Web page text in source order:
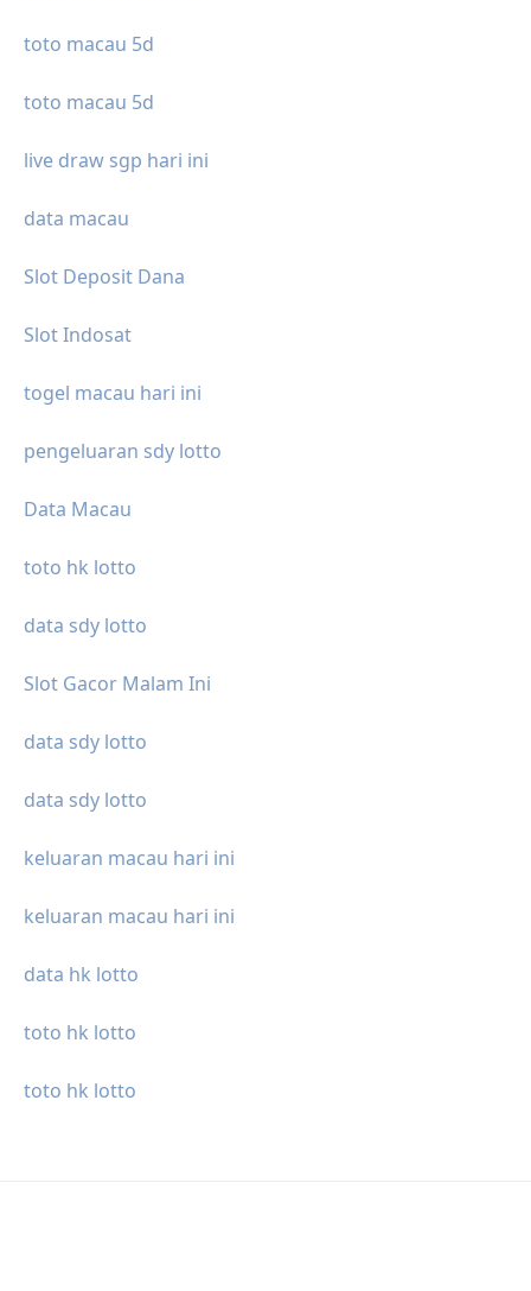
toto macau 5d
toto macau 5d
live draw sgp hari ini
data macau
Slot Deposit Dana
Slot Indosat
togel macau hari ini
pengeluaran sdy lotto
Data Macau
toto hk lotto
data sdy lotto
Slot Gacor Malam Ini
data sdy lotto
data sdy lotto
keluaran macau hari ini
keluaran macau hari ini
data hk lotto
toto hk lotto
toto hk lotto